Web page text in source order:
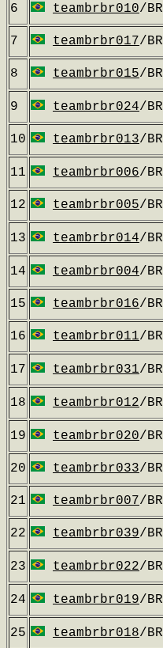
6
teambrbr010/BR
7 teambrbr017/BR
8 teambrbr015/BR
9 teambrbr024/BR
10
teambrbr013/BR
11 teambrbr006/BR
12
teambrbr005/BR
13 teambrbr014/BR
14
teambrbr004/BR
15
teambrbr016/BR
16 teambrbr011/BR
17 teambrbr031/BR
18
teambrbr012/BR
19
teambrbr020/BR
20
teambrbr033/BR
21 teambrbr007/BR
22 teambrbr039/BR
23 teambrbr022/BR
24
teambrbr019/BR
25
teambrbr018/BR